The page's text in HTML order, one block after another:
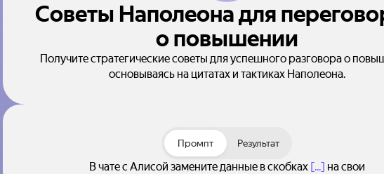
Советы Наполеона для
о повышении
Получите стратегические советы для успешного разговора о
основываясь на цитатах и тактиках Наполеона.
Промпт Результат
В чате с Алисой замените данные в скобках [...] на свои